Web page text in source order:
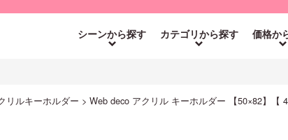
シーンから探す カテゴリから探す 価格か
リルキーホルダー Web deco アクリル キーホルダー 【50×82】